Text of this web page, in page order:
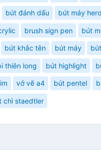
bút đánh dấu bút máy hero
brush sign pen bút
bút khắc tên bút máy
thiên long bút highlight
vở vẽ a4 bút pentel
chì staedtler